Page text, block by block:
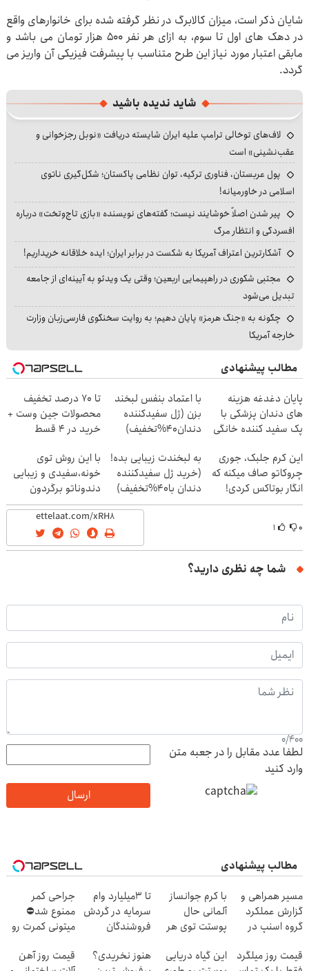
شایان ذکر است، میزان کالابرگ در نظر گرفته شده برای خانوارهای واقع
در دهک های اول تا سوم، به ازای هر نفر ۵۰۰ هزار تومان می باشد و
مابقی اعتبار مورد نیاز این طرح متناسب با پیشرفت فیزیکی آن واریز می
گردد.
شاید ندیده باشید
لاف‌های توخالی ترامپ علیه ایران شایسته دریافت «نوبل رجزخوانی و
عقب‌نشینی» است
پول عربستان، فناوری ترکیه، توان نظامی پاکستان؛ شکل‌گیری ناتوی
اسلامی در خاورمیانه!
پیر شدن اصلاً خوشایند نیست؛ گفته‌های نویسنده «بازی تاج‌وتخت» درباره
افسردگی و انتظار مرگ
آشکارترین اعتراف آمریکا به شکست در برابر ایران؛ ایده خلاقانه خریداریم!
مجتبی شکوری در راهپیمایی اربعین؛ وقتی یک ویدئو به آیینه‌ای از جامعه
تبدیل می‌شود
چگونه به «جنگ هرمز» پایان دهیم؛ به روایت سخنگوی فارسی‌زبان وزارت
خارجه آمریکا
مطالب پیشنهادی
پایان دغدغه هزینه
های دندان پزشکی با
پک سفید کننده خانگی
با اعتماد بنفس لبخند
بزن (ژل سفیدکننده
دندان40%تخفیف)
تا 70 درصد تخفیف
محصولات جین وست +
خرید در 4 قسط
این کرم جلبک، جوری
چروکاتو صاف میکنه که
انگار بوتاکس کردی!
(تخفیف ویژه)
به لبخندت زیبایی بده!
(خرید ژل سفیدکننده
دندان با40%تخفیف)
با این روش توی
خونه،سفیدی و زیبایی
دندوناتو برگردون
(40%off)
۰ ۱
شما چه نظری دارید؟
0/400
لطفا عدد مقابل را در جعبه متن
وارد کنید
ارسال
مطالب پیشنهادی
مسیر همراهی و
گزارش عملکرد
گروه اسنپ در
با کرم جوانساز
آلمانی حال
پوستت توی هر
خوبه۴۵٪تخفیف
تا 3میلیارد وام
سرمایه در گردش
فروشندگان
جراحی کمر
ممنوع شد⛔
میتونی کمرت رو
کنی! 👈🏻
قیمت روز میلگرد
این گیاه دریایی
هنوز نخریدی؟
قیمت روز آهن